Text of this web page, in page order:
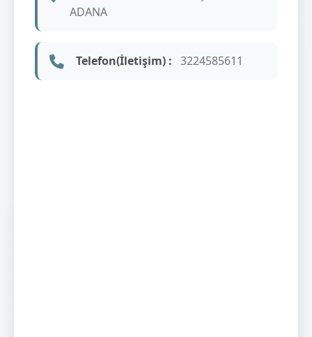
ADANA
Telefon(İletişim) : 3224585611